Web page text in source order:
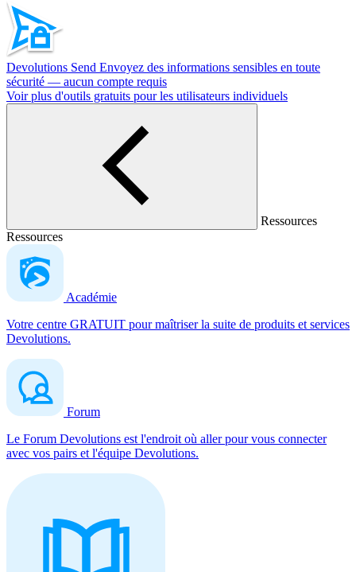
Devolutions Send Envoyez des informations sensibles en toute
sécurité — aucun compte requis
Voir plus d'outils gratuits pour les utilisateurs individuels
Ressources
Ressources
Académie
Votre centre GRATUIT pour maîtriser la suite de produits et services
Devolutions.
Forum
Le Forum Devolutions est l'endroit où aller pour vous connecter
avec vos pairs et l'équipe Devolutions.